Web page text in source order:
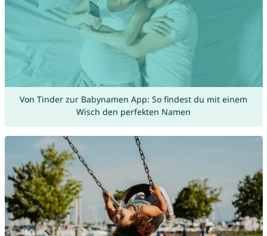
Von Tinder zur Babynamen App: So findest du mit einem
Wisch den perfekten Namen